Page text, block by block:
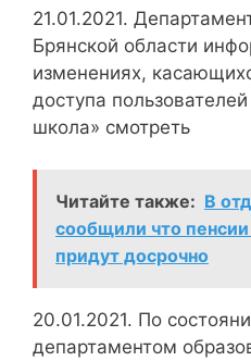
21.01.2021.
Брянской области
изменениях,
доступа
школа» смотреть
Читайте также: В
сообщили что пенсии
придут досрочно
20.01.2021. По
департаментом